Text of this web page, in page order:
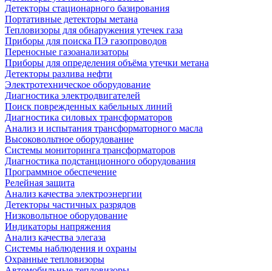
Детекторы стационарного базирования
Портативные детекторы метана
Тепловизоры для обнаружения утечек газа
Приборы для поиска ПЭ газопроводов
Переносные газоанализаторы
Приборы для определения объёма утечки метана
Детекторы разлива нефти
Электротехническое оборудование
Диагностика электродвигателей
Поиск поврежденных кабельных линий
Диагностика силовых трансформаторов
Анализ и испытания трансформаторного масла
Высоковольтное оборудование
Системы мониторинга трансформаторов
Диагностика подстанционного оборудования
Программное обеспечение
Релейная защита
Анализ качества электроэнергии
Детекторы частичных разрядов
Низковольтное оборудование
Индикаторы напряжения
Анализ качества элегаза
Системы наблюдения и охраны
Охранные тепловизоры